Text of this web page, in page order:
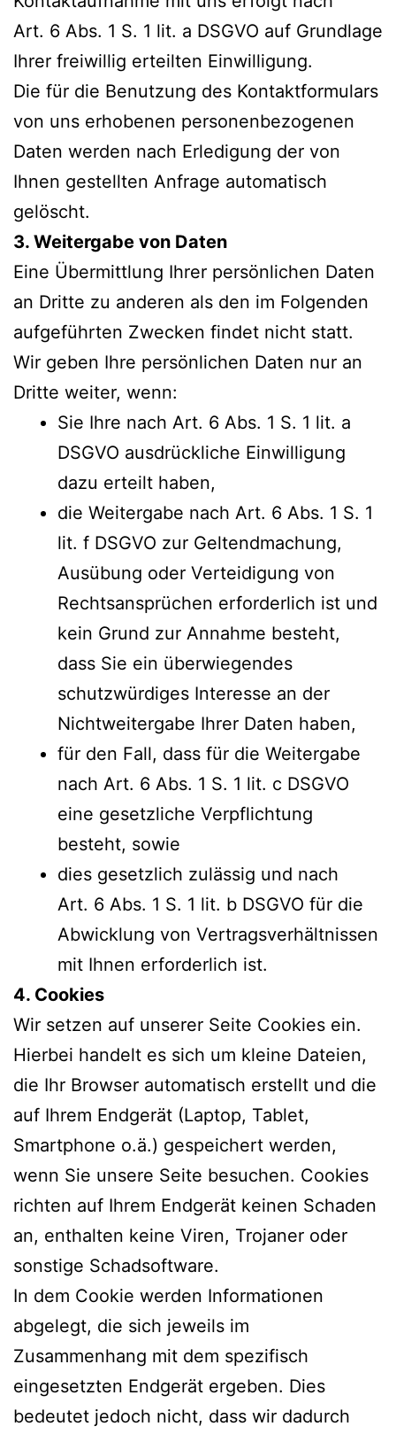
Art. 6 Abs. 1 S. 1 lit. a DSGVO auf Grundlage
Ihrer freiwillig erteilten Einwilligung.
Die für die Benutzung des Kontaktformulars
von uns erhobenen personenbezogenen
Daten werden nach Erledigung der von
Ihnen gestellten Anfrage automatisch
gelöscht.
3. Weitergabe von Daten
Eine Übermittlung Ihrer persönlichen Daten
an Dritte zu anderen als den im Folgenden
aufgeführten Zwecken findet nicht statt.
Wir geben Ihre persönlichen Daten nur an
Dritte weiter, wenn:
Sie Ihre nach Art. 6 Abs. 1 S. 1 lit. a
DSGVO ausdrückliche Einwilligung
dazu erteilt haben,
die Weitergabe nach Art. 6 Abs. 1 S. 1
lit. f DSGVO zur Geltendmachung,
Ausübung oder Verteidigung von
Rechtsansprüchen erforderlich ist und
kein Grund zur Annahme besteht,
dass Sie ein überwiegendes
schutzwürdiges Interesse an der
Nichtweitergabe Ihrer Daten haben,
für den Fall, dass für die Weitergabe
nach Art. 6 Abs. 1 S. 1 lit. c DSGVO
eine gesetzliche Verpflichtung
besteht, sowie
dies gesetzlich zulässig und nach
Art. 6 Abs. 1 S. 1 lit. b DSGVO für die
Abwicklung von Vertragsverhältnissen
mit Ihnen erforderlich ist.
4. Cookies
Wir setzen auf unserer Seite Cookies ein.
Hierbei handelt es sich um kleine Dateien,
die Ihr Browser automatisch erstellt und die
auf Ihrem Endgerät (Laptop, Tablet,
Smartphone o.ä.) gespeichert werden,
wenn Sie unsere Seite besuchen. Cookies
richten auf Ihrem Endgerät keinen Schaden
an, enthalten keine Viren, Trojaner oder
sonstige Schadsoftware.
In dem Cookie werden Informationen
abgelegt, die sich jeweils im
Zusammenhang mit dem spezifisch
eingesetzten Endgerät ergeben. Dies
bedeutet jedoch nicht, dass wir dadurch